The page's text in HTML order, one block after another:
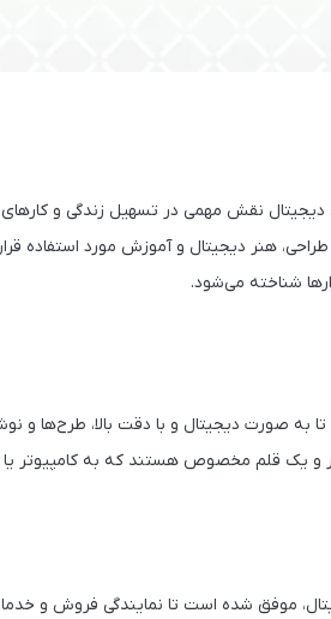
نقش مهمی در تسهیل زندگی و کارهای
هنر دیجیتال و آموزش مورد استفاده
شناخته می‌شود.
به صورت دیجیتال و با دقت بالا، طرح‌ها و
و یک قلم مخصوص هستند که به کامپیوتر
موفق شده است تا نمایندگی فروش و